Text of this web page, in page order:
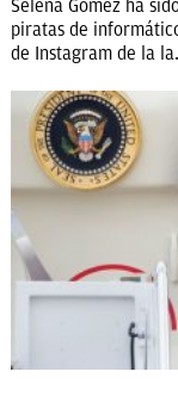
Selena Gómez ha
piratas de
de Instagram de la